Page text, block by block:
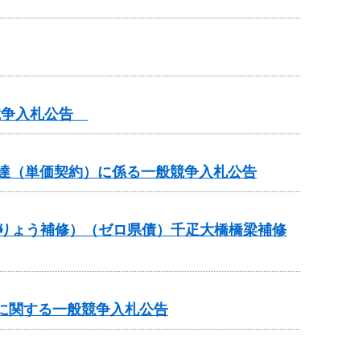
争入札公告
（単価契約）に係る一般競争入札公告
ょう補修）（ゼロ県債）千疋大橋橋梁補修
関する一般競争入札公告